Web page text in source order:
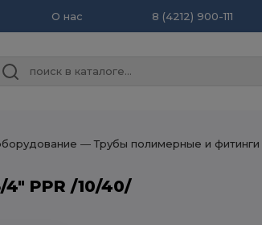
О нас 8 (4212) 900-111
― Трубы полимерные и фитинги
PPR /10/40/